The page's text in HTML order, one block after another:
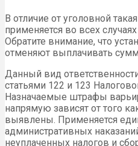
В отличие от уголовной
применяется во всех
Обратите внимание, что
отменяют выплачивать
Данный вид
статьями 122 и 123
Назначаемые штрафы
напрямую зависят от того
выявлены. Применяется
административных
неуплаченных налогов и